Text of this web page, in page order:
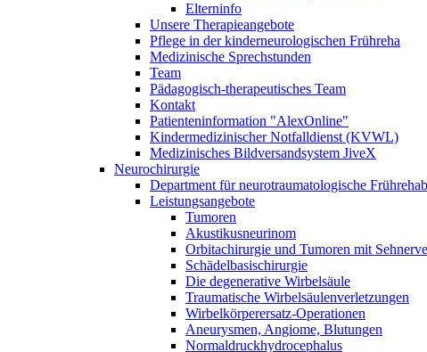
Elterninfo
Unsere Therapieangebote
Pflege in der kinderneurologischen Frühreha
Medizinische Sprechstunden
Team
Pädagogisch-therapeutisches Team
Kontakt
Patienteninformation "AlexOnline"
Kindermedizinischer Notfalldienst (KVWL)
Medizinisches Bildversandsystem JiveX
Neurochirurgie
Department für neurotraumatologische
Leistungsangebote
Tumoren
Akustikusneurinom
Orbitachirurgie und Tumoren mit
Schädelbasischirurgie
Die degenerative Wirbelsäule
Traumatische Wirbelsäulenverletzungen
Wirbelkörperersatz-Operationen
Aneurysmen, Angiome, Blutungen
Normaldruckhydrocephalus